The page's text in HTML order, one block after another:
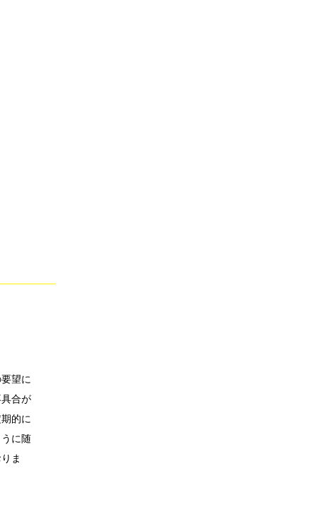
望に
合が
的に
に随
ま